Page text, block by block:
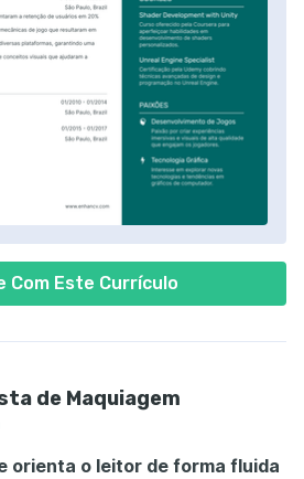
Com Este Currículo
de Maquiagem
orienta o leitor de forma fluida